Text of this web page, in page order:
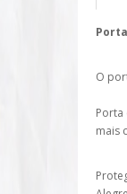
O
Porta
mais